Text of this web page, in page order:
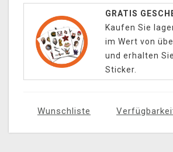
GRATIS
Kaufen Sie
im Wert von
und erhalten
Sticker.
Wunschliste